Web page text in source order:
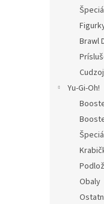
Brawl
Yu-Gi-Oh!
Obaly